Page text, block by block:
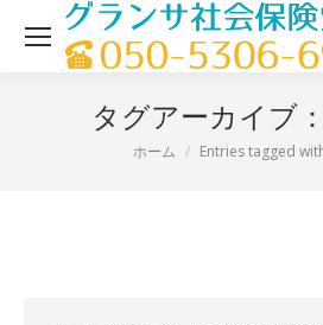
タグアーカイブ：
現在地：
ホーム Entries tagged